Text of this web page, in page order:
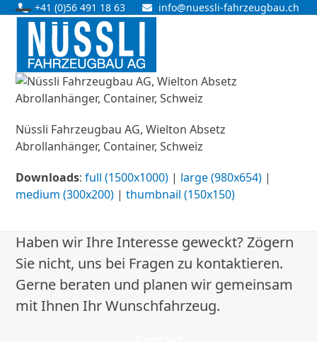
Skip
content
+41 (0)56 491 18 63 info@nuessli-fahrzeugbau.ch
Open
mobile
menu
Close
mobile
menu
Nüssli Fahrzeugbau AG, Wielton Absetz
Abrollanhänger, Container, Schweiz
Downloads:full (1500x1000) | large (980x654) |
medium (300x200) |thumbnail (150x150)
Haben wir Ihre Interesse geweckt? Zögern
Sie nicht, uns bei Fragen zu kontaktieren.
Gerne beraten und planen wir gemeinsam
mit Ihnen Ihr Wunschfahrzeug.